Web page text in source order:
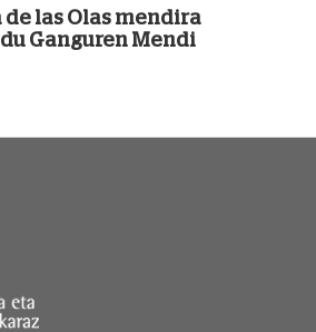
las Olas mendira
Ganguren Mendi